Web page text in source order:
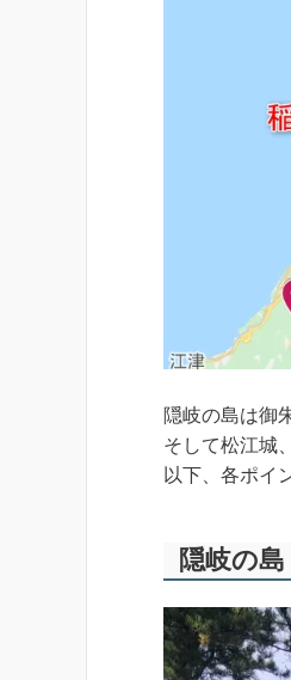
隠岐の島は御
そして松江城
以下、各ポイ
隠岐の島